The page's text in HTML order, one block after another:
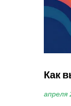
Как
апреля